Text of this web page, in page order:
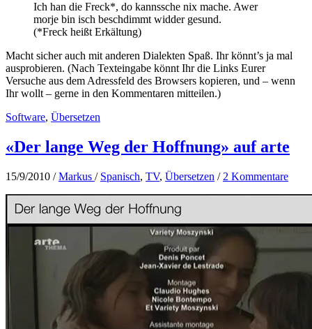
Ich han die Freck*, do kannssche nix mache. Awer
morje bin isch beschdimmt widder gesund.
(*Freck heißt Erkältung)
Macht sicher auch mit anderen Dialekten Spaß. Ihr könnt’s ja mal
ausprobieren. (Nach Texteingabe könnt Ihr die Links Eurer
Versuche aus dem Adressfeld des Browsers kopieren, und – wenn
Ihr wollt – gerne in den Kommentaren mitteilen.)
Software, Übersetzen
«Der lange Weg der Hoffnung» auf arte
15/9/2010 /Markus / Spanisch, TV, Übersetzen / 2 Kommentare